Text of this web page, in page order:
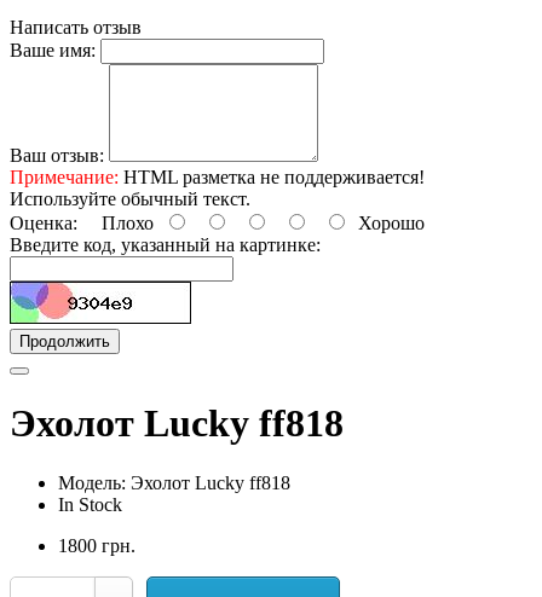
Написать отзыв
Ваше имя:
Ваш отзыв:
Примечание: HTML разметка не поддерживается!
Используйте обычный текст.
Оценка: Плохо
Хорошо
Введите код, указанный на картинке:
Продолжить
Эхолот Lucky ff818
Модель: Эхолот Lucky ff818
In Stock
1800 грн.